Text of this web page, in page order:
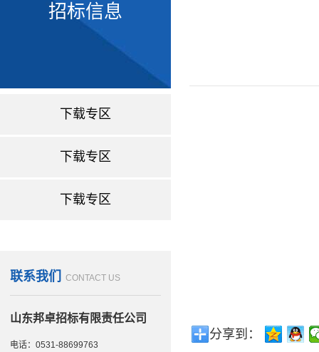
招标信息
下载专区
下载专区
下载专区
联系我们 CONTACT US
山东邦卓招标有限责任公司
电话：0531-88699763
分享到：